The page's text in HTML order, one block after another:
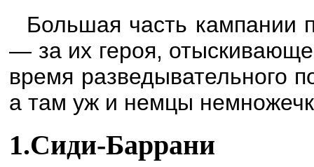
Большая часть кампании
— за их героя,
время разведывательного
а там уж и немцы
1.Сиди-Баррани